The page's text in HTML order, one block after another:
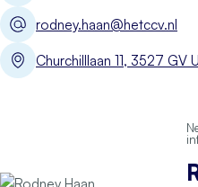
rodney.haan@hetccv.nl
Churchilllaan 11, 3527 GV